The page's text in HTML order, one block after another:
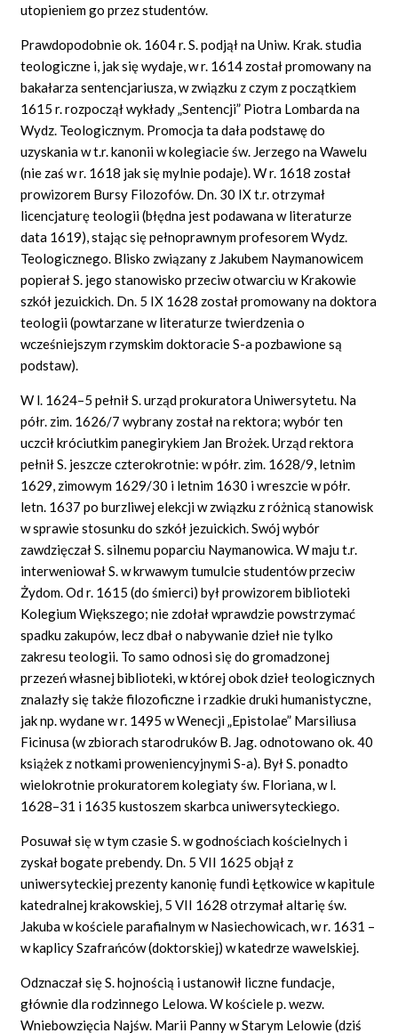
utopieniem go przez studentów.
Prawdopodobnie ok. 1604 r. S. podjął na Uniw. Krak. studia
teologiczne i, jak się wydaje, w r. 1614 został promowany na
bakałarza sentencjariusza, w związku z czym z początkiem
1615 r. rozpoczął wykłady „Sentencji” Piotra Lombarda na
Wydz. Teologicznym. Promocja ta dała podstawę do
uzyskania w t.r. kanonii w kolegiacie św. Jerzego na Wawelu
(nie zaś w r. 1618 jak się mylnie podaje). W r. 1618 został
prowizorem Bursy Filozofów. Dn. 30 IX t.r. otrzymał
licencjaturę teologii (błędna jest podawana w literaturze
data 1619), stając się pełnoprawnym profesorem Wydz.
Teologicznego. Blisko związany z Jakubem Naymanowicem
popierał S. jego stanowisko przeciw otwarciu w Krakowie
szkół jezuickich. Dn. 5 IX 1628 został promowany na doktora
teologii (powtarzane w literaturze twierdzenia o
wcześniejszym rzymskim doktoracie S-a pozbawione są
podstaw).
W l. 1624–5 pełnił S. urząd prokuratora Uniwersytetu. Na
półr. zim. 1626/7 wybrany został na rektora; wybór ten
uczcił króciutkim panegirykiem Jan Brożek. Urząd rektora
pełnił S. jeszcze czterokrotnie: w półr. zim. 1628/9, letnim
1629, zimowym 1629/30 i letnim 1630 i wreszcie w półr.
letn. 1637 po burzliwej elekcji w związku z różnicą stanowisk
w sprawie stosunku do szkół jezuickich. Swój wybór
zawdzięczał S. silnemu poparciu Naymanowica. W maju t.r.
interweniował S. w krwawym tumulcie studentów przeciw
Żydom. Od r. 1615 (do śmierci) był prowizorem biblioteki
Kolegium Większego; nie zdołał wprawdzie powstrzymać
spadku zakupów, lecz dbał o nabywanie dzieł nie tylko
zakresu teologii. To samo odnosi się do gromadzonej
przezeń własnej biblioteki, w której obok dzieł teologicznych
znalazły się także filozoficzne i rzadkie druki humanistyczne,
jak np. wydane w r. 1495 w Wenecji „Epistolae” Marsiliusa
Ficinusa (w zbiorach starodruków B. Jag. odnotowano ok. 40
książek z notkami proweniencyjnymi S-a). Był S. ponadto
wielokrotnie prokuratorem kolegiaty św. Floriana, w l.
1628–31 i 1635 kustoszem skarbca uniwersyteckiego.
Posuwał się w tym czasie S. w godnościach kościelnych i
zyskał bogate prebendy. Dn. 5 VII 1625 objął z
uniwersyteckiej prezenty kanonię fundi Łętkowice w kapitule
katedralnej krakowskiej, 5 VII 1628 otrzymał altarię św.
Jakuba w kościele parafialnym w Nasiechowicach, w r. 1631 –
w kaplicy Szafrańców (doktorskiej) w katedrze wawelskiej.
Odznaczał się S. hojnością i ustanowił liczne fundacje,
głównie dla rodzinnego Lelowa. W kościele p. wezw.
Wniebowzięcia Najśw. Marii Panny w Starym Lelowie (dziś